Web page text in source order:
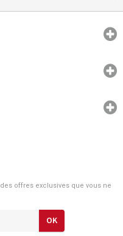
offres exclusives que vous ne
OK